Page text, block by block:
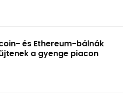
és Ethereum-bálnák
a gyenge piacon